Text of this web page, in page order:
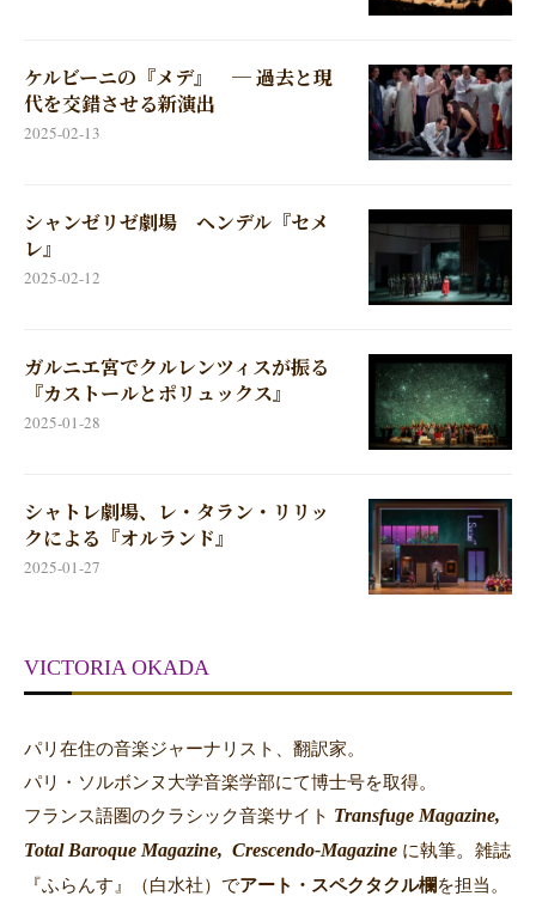
ケルビーニの『メデ』 ─ 過去と現
代を交錯させる新演出
2025-02-13
シャンゼリゼ劇場 ヘンデル『セメ
レ』
2025-02-12
ガルニエ宮でクルレンツィスが振る
『カストールとポリュックス』
2025-01-28
シャトレ劇場、レ・タラン・リリッ
クによる『オルランド』
2025-01-27
VICTORIA OKADA
パリ在住の音楽ジャーナリスト、翻訳家。
パリ・ソルボンヌ大学音楽学部にて博士号を取得。
フランス語圏のクラシック音楽サイト Transfuge Magazine,
Total Baroque Magazine, Crescendo-Magazine に執筆。 雑誌
『ふらんす』（白水社）でアート・スペクタクル欄を担当。